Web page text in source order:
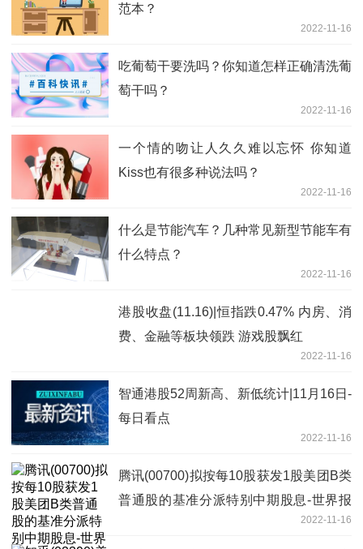
范本？
2022-11-16
吃葡萄干要洗吗？你知道怎样正确清洗葡
萄干吗？
2022-11-16
一个情的吻让人久久难以忘怀 你知道
Kiss也有很多种说法吗？
2022-11-16
什么是节能汽车？几种常见新型节能车有
什么特点？
2022-11-16
港股收盘(11.16)|恒指跌0.47% 内房、消
费、金融等板块领跌 游戏股飘红
2022-11-16
智通港股52周新高、新低统计|11月16日-
每日看点
2022-11-16
腾讯(00700)拟按每10股获发1股美团B类
普通股的基准分派特别中期股息-世界报
2022-11-16